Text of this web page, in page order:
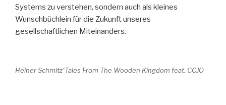
Systems zu verstehen, sondern auch als kleines
Wunschbüchlein für die Zukunft unseres
gesellschaftlichen Miteinanders.
Heiner Schmitz´Tales From The Wooden Kingdom feat. CCJO